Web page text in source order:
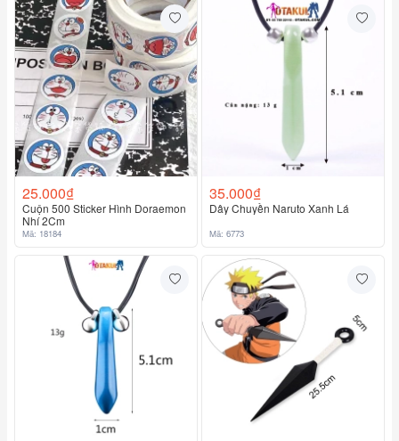
25.000₫
Cuộn 500 Sticker Hình Doraemon
Nhí 2Cm
Mã: 18184
35.000₫
Dây Chuyền Naruto Xanh Lá
Mã: 6773